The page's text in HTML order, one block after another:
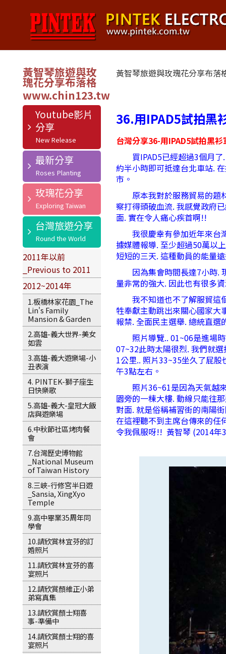
黃智琴旅遊與玫
瑰花分享布落格
Youtube影片
分享
最新分享
玫瑰花分享
台灣旅遊分享
2011年以前
_Previous to 2011
2012~2014年
1.板橋林家花園_The
Lin's Family
Mansion & Garden
2.高雄-義大世界-美女
如雲
3.高雄-義大遊樂場-小
丑表演
4. PINTEK-獅子座生
日快樂歌
5.高雄-義大-皇冠大飯
店與遊樂場
6.中秋節社區烤肉餐
會
7.台灣歷史博物館
_National Museum
of Taiwan History
8.三峽-行修宮半日遊
_Sansia, XingXyo
Temple
9.高中畢業35周年同
學會
10.請欣賞林宜芬的訂
婚照片
11.請欣賞林宜芬的喜
宴照片
12.請欣賞顏維正小弟
弟寫真集
13.請欣賞顏士翔喜
事-準備中
14.請欣賞顏士翔的喜
宴照片
黃智琴旅遊與玫瑰花分享布落
36.用IPAD5試拍黑
台灣分享36-用IPAD5試拍黑
買IPAD5已經超過3個月了.
約半小時即可抵達台北車站.
市。
原本我對於服務貿易的題材
察打得頭破血流. 我感覺政府
面. 實在令人痛心疾首啊!!
我很慶幸有參加近年來台灣
據媒體報導. 至少超過50萬以
短短的三天. 這種動員的能量
因為集會時間長達7小時.
量非常的強大. 因此也有很多
我不知道也不了解服貿這個
牲奉獻主動跳出來關心國家大
報禁. 全面民主選舉. 總統直選
照片導覽.. 01~06是進場時
07~32此時太陽很烈. 我們就
1公里.. 照片33~35坐久了屁
午3點左右。
照片36~61是因為天氣越來
園旁的一棟大樓. 動線只能往
對面. 就是俗稱補習街的南陽
在這裡聽不到主席台傳來的任
令我佩服呀!! 黃智琴 (2014年